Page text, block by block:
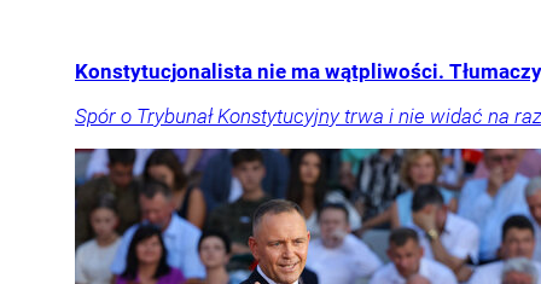
Konstytucjonalista nie ma wątpliwości.
Spór o Trybunał Konstytucyjny trwa i nie widać na